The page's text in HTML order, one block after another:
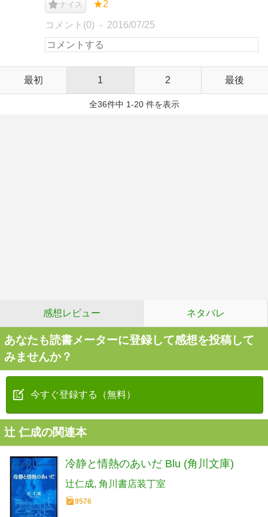
ナイス ★2
コメント(0) 2016/07/25
最初 1 2 最後
全36件中 1-20 件を表示
感想レビュー ネタバレ
あなたも読書メーターに登録して感想を投稿して
みませんか？
今すぐ登録する（無料）
辻 仁成の関連本
冷静と情熱のあいだ Blu (角川文庫)
辻仁成 角川書店装丁室
9576